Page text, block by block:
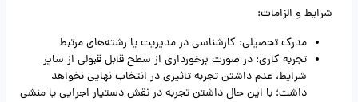
شرایط و الزامات:
مدرک تحصیلی: کارشناسی در مدیریت یا رشته‌های مرتبط
تجربه کاری: در صورت برخورداری از سطح قابل قبولی از سایر
شرایط، عدم داشتن تجربه تاثیری در انتخاب نهایی نخواهد
داشت؛ با این حال داشتن تجربه در نقش دستیار اجرایی یا منشی